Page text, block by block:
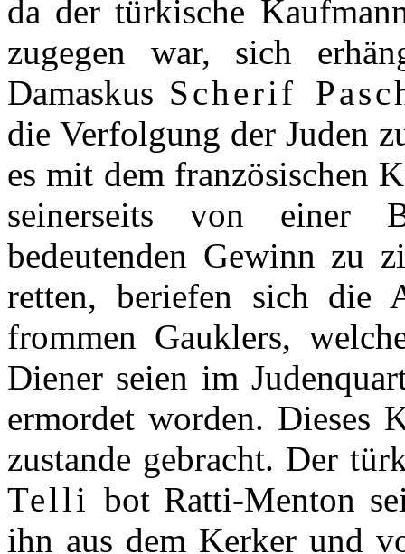
da der türkische
zugegen war, sich
Damaskus Scherif
die Verfolgung der Juden
es mit dem französischen
seinerseits von einer
bedeutenden Gewinn zu
retten, beriefen sich die
frommen Gauklers,
Diener seien im
ermordet worden. Dieses
zustande gebracht. Der
Telli bot Ratti-Menton
ihn aus dem Kerker und